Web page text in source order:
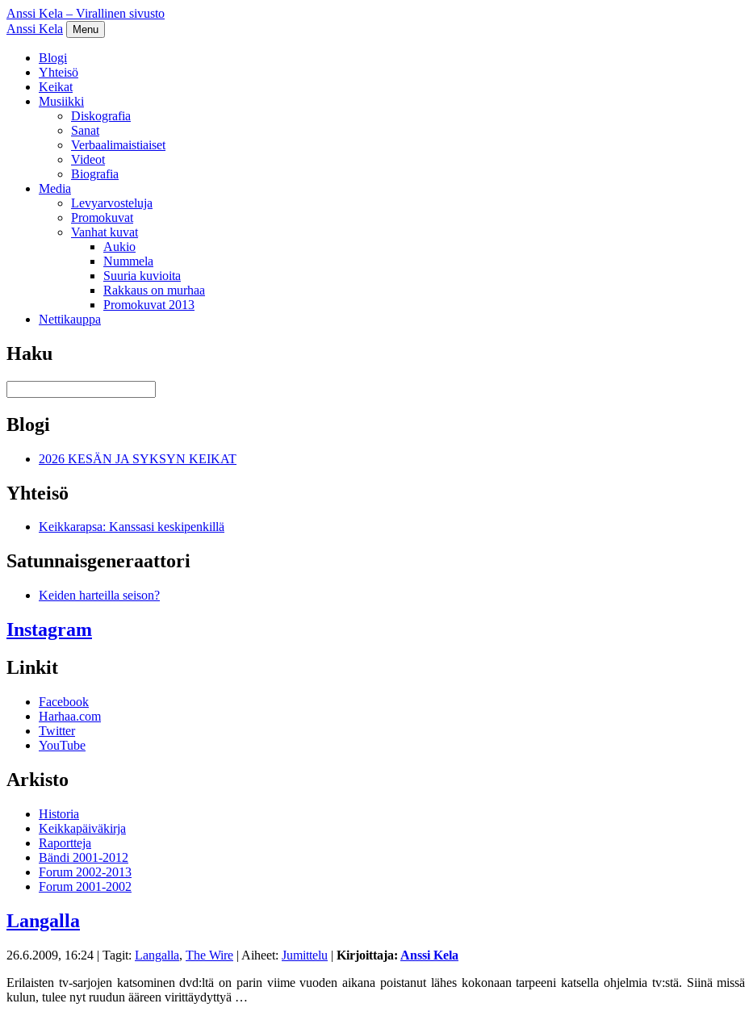
Anssi Kela – Virallinen sivusto
Anssi Kela
Menu
Blogi
Yhteisö
Keikat
Musiikki
Diskografia
Sanat
Verbaalimaistiaiset
Videot
Biografia
Media
Levyarvosteluja
Promokuvat
Vanhat kuvat
Aukio
Nummela
Suuria kuvioita
Rakkaus on murhaa
Promokuvat 2013
Nettikauppa
Haku
Blogi
2026 KESÄN JA SYKSYN KEIKAT
Yhteisö
Keikkarapsa: Kanssasi keskipenkillä
Satunnais­generaattori
Keiden harteilla seison?
Instagram
Linkit
Facebook
Harhaa.com
Twitter
YouTube
Arkisto
Historia
Keikkapäiväkirja
Raportteja
Bändi 2001-2012
Forum 2002-2013
Forum 2001-2002
Langalla
26.6.2009, 16:24 | Tagit: Langalla, The Wire | Aiheet: Jumittelu | Kirjoittaja: Anssi Kela
Erilaisten tv-sarjojen katsominen dvd:ltä on parin viime vuoden aikana poistanut lähes kokonaan tarpeeni katsella ohjelmia tv:stä. Siinä
kulun, tulee nyt ruudun ääreen virittäydyttyä …